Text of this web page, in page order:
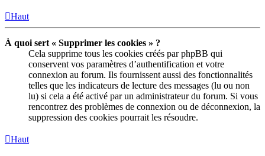
Haut
À quoi sert « Supprimer les cookies » ?
Cela supprime tous les cookies créés par phpBB qui
conservent vos paramètres d’authentification et votre
connexion au forum. Ils fournissent aussi des fonctionnalités
telles que les indicateurs de lecture des messages (lu ou non
lu) si cela a été activé par un administrateur du forum. Si vous
rencontrez des problèmes de connexion ou de déconnexion, la
suppression des cookies pourrait les résoudre.
Haut